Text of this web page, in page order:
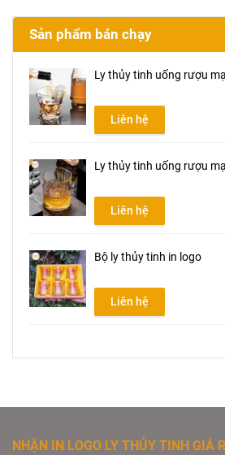
Sản phẩm bán chạy
Ly thủy tinh uống rượu
Liên hệ
Ly thủy tinh uống rượu
Liên hệ
Bộ ly thủy tinh in logo
Liên hệ
NHẬN IN LOGO LY THỦY TINH GIÁ